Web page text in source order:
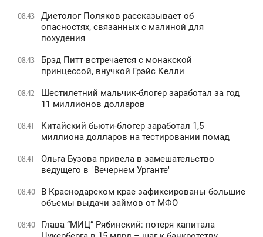
08:43
Диетолог Поляков рассказывает об
опасностях, связанных с малиной для
похудения
08:43
Брэд Питт встречается с монакской
принцессой, внучкой Грэйс Келли
08:42
Шестилетний мальчик-блогер заработал за год
11 миллионов долларов
08:41
Китайский бьюти-блогер заработал 1,5
миллиона долларов на тестировании помад
08:41
Ольга Бузова привела в замешательство
ведущего в "Вечернем Урганте"
08:40
В Краснодарском крае зафиксированы большие
объемы выдачи займов от МФО
08:40
Глава “МИЦ” Рябинский: потеря капитала